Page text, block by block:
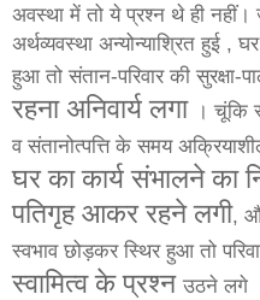
अवस्था में तो ये प्रश्न थे ही
अर्थव्यवस्था अन्योन्याश्रित हुई
हुआ तो संतान-परिवार की सुरक्षा-
रहना अनिवार्य लगा । चूंकि
व संतानोत्पत्ति के समय
घर का कार्य संभालने का
पतिगृह आकर रहने लगी,
स्वभाव छोड़कर स्थिर हुआ तो
स्वामित्व के प्रश्न उठने लगे